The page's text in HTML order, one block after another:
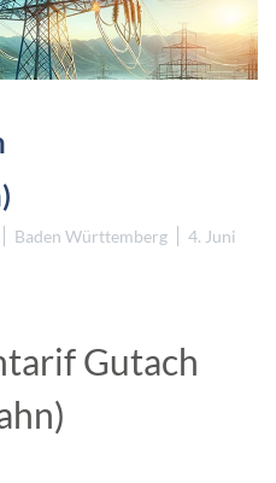
Baden Württemberg
4. Juni
Gutach